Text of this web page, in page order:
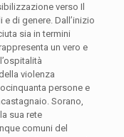
verso Il
di genere. Dall’inizio
sia in termini
un vero e
violenza
persone e
Sorano,
sua rete
comuni del